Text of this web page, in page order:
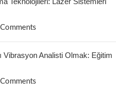
Vibrasyon Analisti Olmak: Eğitim